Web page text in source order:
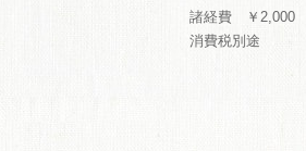
諸経費 ￥2,000
消費税別途